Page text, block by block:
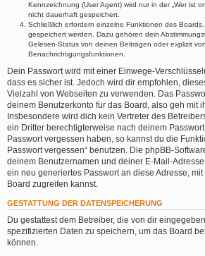
Kennzeichnung (User Agent) wird nur in der „Wer ist
nicht dauerhaft gespeichert.
Schließlich erfordern einzelne Funktionen des
gespeichert werden. Dazu gehören dein
Gelesen-Status von deinen Beiträgen oder explizit
Benachrichtigungsfunktionen.
Dein Passwort wird mit einer Einwege-
dass es sicher ist. Jedoch wird dir empfohlen,
Vielzahl von Webseiten zu verwenden. Das
deinem Benutzerkonto für das Board, also geh mit
Insbesondere wird dich kein Vertreter des
ein Dritter berechtigterweise nach deinem
Passwort vergessen haben, so kannst du die
Passwort vergessen“ benutzen. Die phpBB-
deinem Benutzernamen und deiner E-Mail-
ein neu generiertes Passwort an diese Adresse,
Board zugreifen kannst.
GESTATTUNG DER DATENSPEICHERUNG
Du gestattest dem Betreiber, die von dir
spezifizierten Daten zu speichern, um das Board
können.